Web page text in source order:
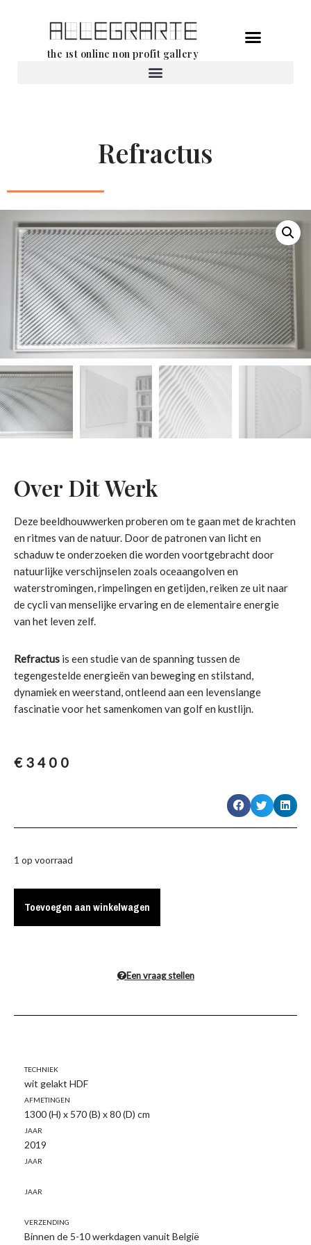
the 1st online non profit gallery
Refractus
Over Dit Werk
Deze beeldhouwwerken proberen om te gaan met de krachten
en ritmes van de natuur. Door de patronen van licht en
schaduw te onderzoeken die worden voortgebracht door
natuurlijke verschijnselen zoals oceaangolven en
waterstromingen, rimpelingen en getijden, reiken ze uit naar
de cycli van menselijke ervaring en de elementaire energie
van het leven zelf.
Refractus is een studie van de spanning tussen de
tegengestelde energieën van beweging en stilstand,
dynamiek en weerstand, ontleend aan een levenslange
fascinatie voor het samenkomen van golf en kustlijn.
€ 3400
1 op voorraad
Toevoegen aan winkelwagen
Een vraag stellen
Techniek
wit gelakt HDF
Afmetingen
1300 (H) x 570 (B) x 80 (D) cm
Jaar
2019
Jaar
Jaar
Verzending
Binnen de 5-10 werkdagen vanuit België